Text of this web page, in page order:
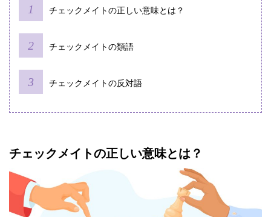
チェックメイトの正しい意味とは？
チェックメイトの類語
チェックメイトの反対語
チェックメイトの正しい意味とは？